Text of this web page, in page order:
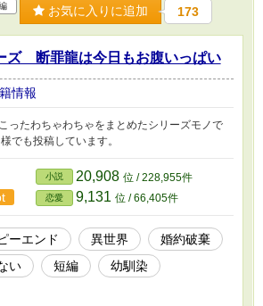
お気に入りに追加 173
ズ 断罪龍は今日もお腹いっぱい
情報
ったわちゃわちゃをまとめたシリーズモノで
でも投稿しています。
小説 20,908 位 / 228,955件
恋愛 9,131 位 / 66,405件
ーエンド 異世界
婚約破棄
い 短編
幼馴染